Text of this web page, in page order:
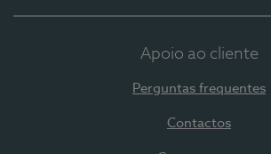
Apoio ao cliente
Perguntas frequentes
Contactos